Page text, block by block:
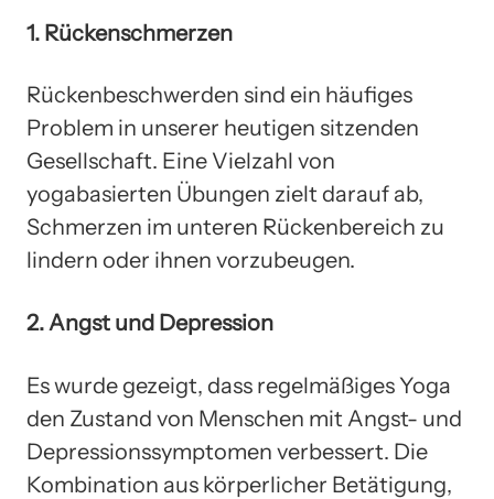
1. Rückenschmerzen
Rückenbeschwerden sind ein häufiges
Problem in unserer heutigen sitzenden
Gesellschaft. Eine Vielzahl von
yogabasierten Übungen zielt darauf ab,
Schmerzen im unteren Rückenbereich zu
lindern oder ihnen vorzubeugen.
2. Angst und Depression
Es wurde gezeigt, dass regelmäßiges Yoga
den Zustand von Menschen mit Angst- und
Depressionssymptomen verbessert. Die
Kombination aus körperlicher Betätigung,